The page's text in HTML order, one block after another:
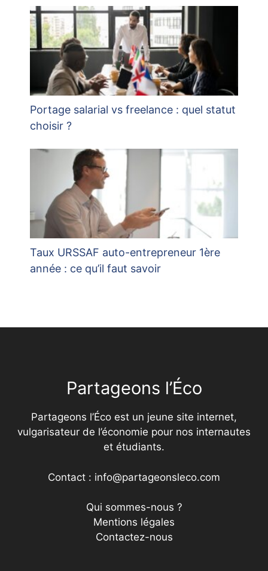
Portage salarial vs freelance : quel statut
choisir ?
Taux URSSAF auto-entrepreneur 1ère
année : ce qu’il faut savoir
Partageons l’Éco
Partageons l’Éco est un jeune site internet,
vulgarisateur de l’économie pour nos internautes
et étudiants.
Contact : info@partageonsleco.com
Qui sommes-nous ?
Mentions légales
Contactez-nous